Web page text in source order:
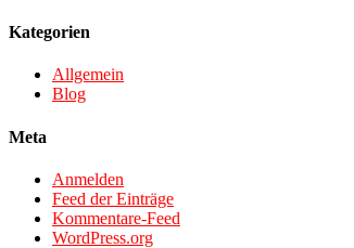
Kategorien
Allgemein
Blog
Meta
Anmelden
Feed der Einträge
Kommentare-Feed
WordPress.org